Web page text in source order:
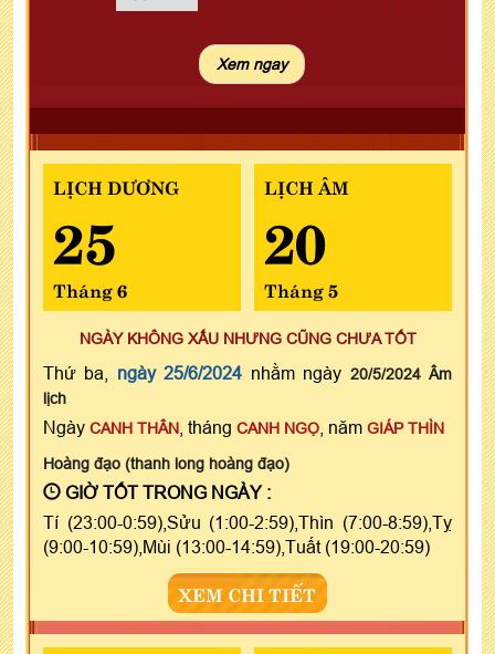
LỊCH DƯƠNG
25
Tháng 6
LỊCH ÂM
20
Tháng 5
NGÀY KHÔNG XẤU NHƯNG CŨNG CHƯA TỐT
Thứ ba, ngày 25/6/2024 nhằm ngày 20/5/2024 Âm
lịch
Ngày CANH THÂN , tháng CANH NGỌ , năm GIÁP THÌN
Hoàng đạo (thanh long hoàng đạo)
GIỜ TỐT TRONG NGÀY :
Tí (23:00-0:59),Sửu (1:00-2:59),Thìn (7:00-8:59),Tỵ
(9:00-10:59),Mùi (13:00-14:59),Tuất (19:00-20:59)
XEM CHI TIẾT